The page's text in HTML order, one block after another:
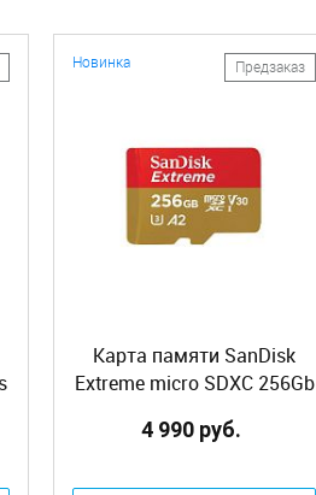
Новинка Предзаказ
Карта памяти SanDisk
Extreme micro SDXC 256Gb
MB/s) Class 10 (SDSQXAV-
4 990 руб.